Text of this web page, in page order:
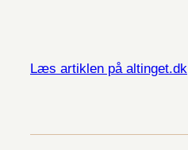
Læs artiklen på altinget.dk